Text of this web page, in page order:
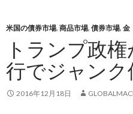
米国の債券市場, 商品市場, 債券市場, 金
トランプ政
行でジャンク
2016年12月18日